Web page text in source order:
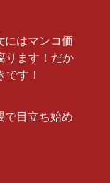
にはマンコ価
ります！だか
す！
で目立ち始め